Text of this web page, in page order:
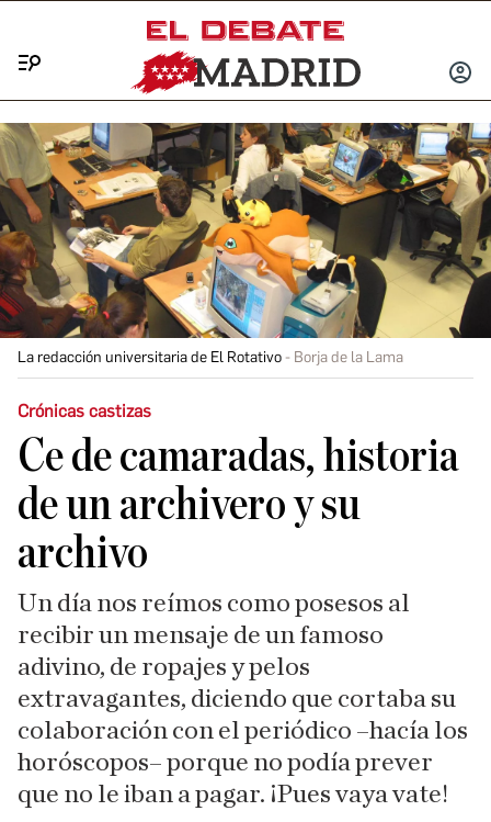
INICIAR
La redacción universitaria de El Rotativo Borja de la Lama
Crónicas castizas
Ce de camaradas, historia
de un archivero y su
archivo
Un día nos reímos como posesos al
recibir un mensaje de un famoso
adivino, de ropajes y pelos
extravagantes, diciendo que cortaba su
colaboración con el periódico –hacía los
horóscopos– porque no podía prever
que no le iban a pagar. ¡Pues vaya vate!